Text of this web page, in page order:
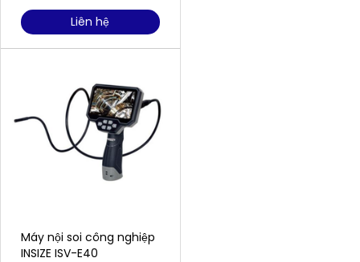
Liên hệ
Máy nội soi công nghiệp
INSIZE ISV-E40